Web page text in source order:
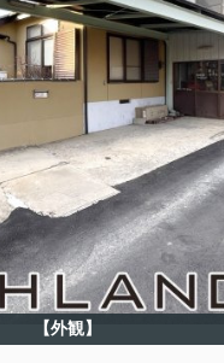
【外観】